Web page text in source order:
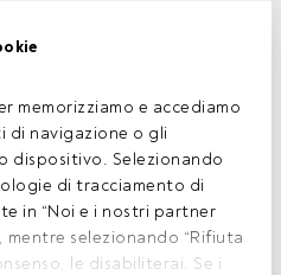
memorizziamo e accediamo
di navigazione o gli
dispositivo. Selezionando
di tracciamento di
in “Noi e i nostri partner
selezionando “Rifiuta
le disabiliterai. Se i
Cautious Allocation - Global